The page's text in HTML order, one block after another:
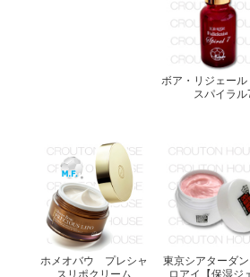
ボア・リジェー
スパイラ
ホメオバウ プレシャ
スリポクリーム
東京シアターダ
ロアイ【保湿ジ